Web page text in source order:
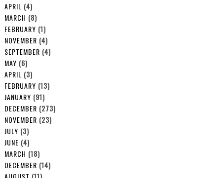
APRIL (4)
MARCH (8)
FEBRUARY (1)
NOVEMBER (4)
SEPTEMBER (4)
MAY (6)
APRIL (3)
FEBRUARY (13)
JANUARY (91)
DECEMBER (273)
NOVEMBER (23)
JULY (3)
JUNE (4)
MARCH (18)
DECEMBER (14)